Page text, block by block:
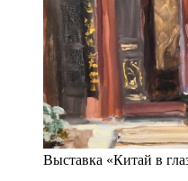
Выставка «Китай в